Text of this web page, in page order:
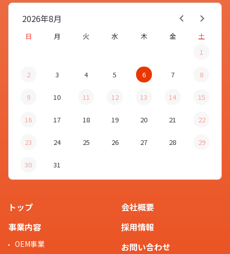
8月
2026年
日 月 火 水 木 金
土
1
2 3 4 5 6 7 8
9 10 11 12 13 14 15
16 17 18 19 20 21 22
23 24 25 26 27 28 29
30 31
トップ
事業内容
OEM事業
会社概要
採用情報
お問い合わせ